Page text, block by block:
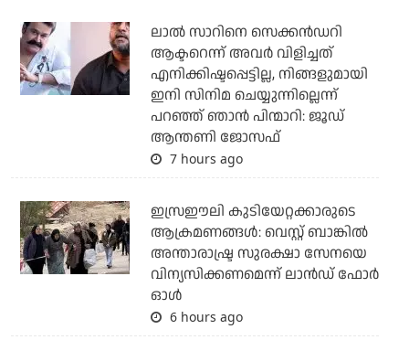
ലാല്‍ സാറിനെ സെക്കന്‍ഡറി
ആക്ടറെന്ന് അവര്‍ വിളിച്ചത്
എനിക്കിഷ്ടപ്പെട്ടില്ല, നിങ്ങളുമായി
ഇനി സിനിമ ചെയ്യുന്നില്ലെന്ന്
പറഞ്ഞ് ഞാന്‍ പിന്മാറി: ജൂഡ്
ആന്തണി ജോസഫ്
7 hours ago
ഇസ്രഈലി കുടിയേറ്റക്കാരുടെ
ആക്രമണങ്ങള്‍: വെസ്റ്റ് ബാങ്കില്‍
അന്താരാഷ്ട്ര സുരക്ഷാ സേനയെ
വിന്യസിക്കണമെന്ന് ലാന്‍ഡ് ഫോര്‍
ഓള്‍
6 hours ago